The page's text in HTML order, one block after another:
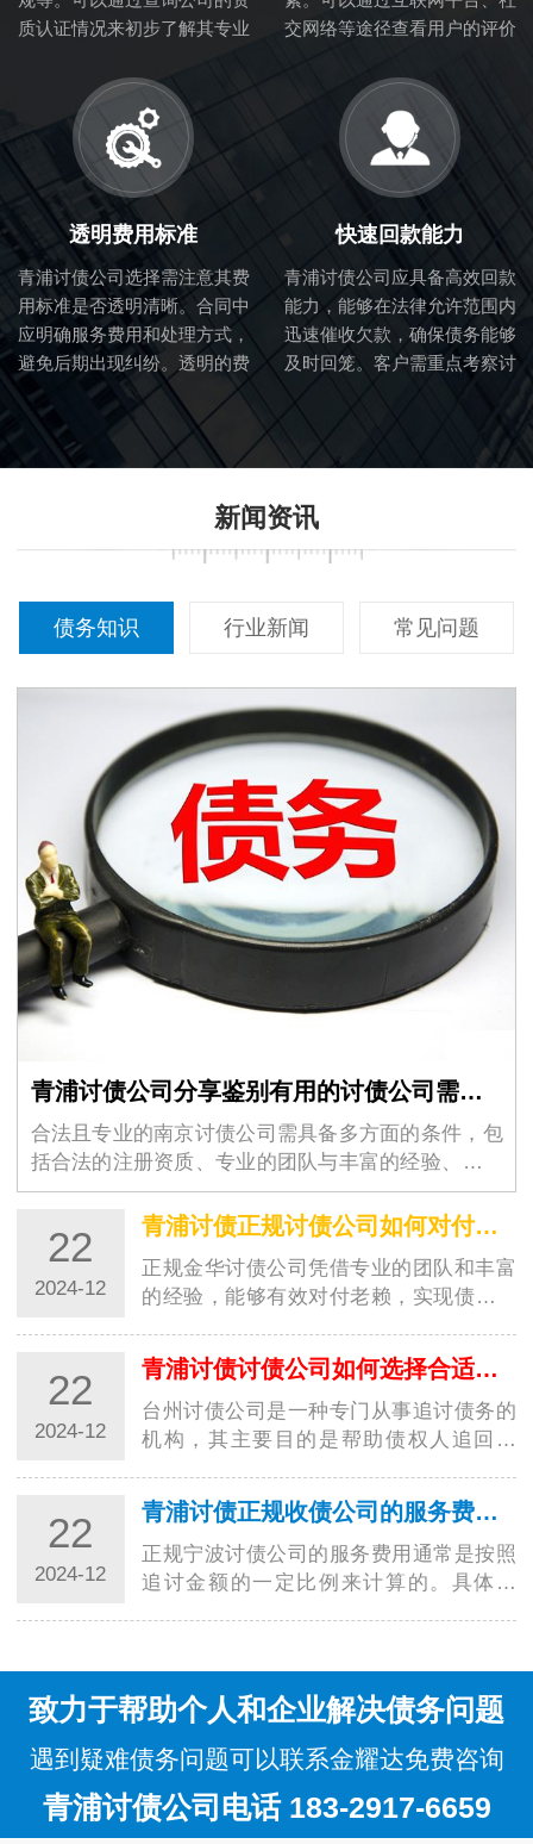
质认证情况来初步了解其专业
交网络等途径查看用户的评价
服务质量。
透明费用标准
青浦讨债公司选择需注意其费
用标准是否透明清晰。合同中
应明确服务费用和处理方式，
避免后期出现纠纷。透明的费
用标准也体现了讨债公司的诚
信度。
快速回款能力
青浦讨债公司应具备高效回款
能力，能够在法律允许范围内
迅速催收欠款，确保债务能够
及时回笼。客户需重点考察讨
新闻资讯
债务知识 行业新闻 常见问题
青浦讨债公司分享鉴别有用的讨债公司需要的条件
合法且专业的南京讨债公司需具备多方面的条件，包
括合法的注册资质、专业的团队与丰富的经验、完善
的服务流程与透明的收费标…
22
2024-12
青浦讨债正规讨债公司如何对付老赖？都有哪些高招？
正规金华讨债公司凭借专业的团队和丰富
的经验，能够有效对付老赖，实现债务追
更加规范…
22
2024-12
青浦讨债讨债公司如何选择合适的收费方式？
台州讨债公司是一种专门从事追讨债务的
机构，其主要目的是帮助债权人追回欠
要考虑多种…
22
2024-12
青浦讨债正规收债公司的服务费用是如何计算的？
正规宁波讨债公司的服务费用通常是按照
追讨金额的一定比例来计算的。具体来
致力于帮助个人和企业解决债务问题
遇到疑难债务问题可以联系金耀达免费咨询
青浦讨债公司电话 183-2917-6659